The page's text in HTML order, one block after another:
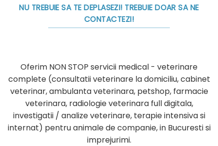
NU TREBUIE SA TE DEPLASEZI! TREBUIE DOAR SA NE
CONTACTEZI!
Oferim NON STOP servicii medical - veterinare
complete (consultatii veterinare la domiciliu, cabinet
veterinar, ambulanta veterinara, petshop, farmacie
veterinara, radiologie veterinara full digitala,
investigatii / analize veterinare, terapie intensiva si
internat) pentru animale de companie, in Bucuresti si
imprejurimi.